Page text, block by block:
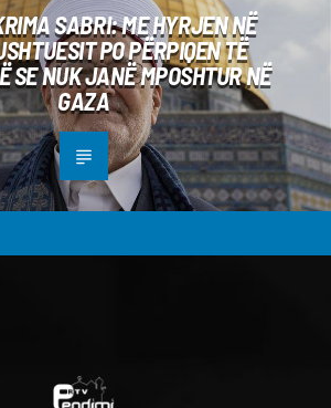
SABRI: ME HYRJEN NË
PO PËRPIQEN TË
SE NUK JANË MPOSHTUR NË
GAZA